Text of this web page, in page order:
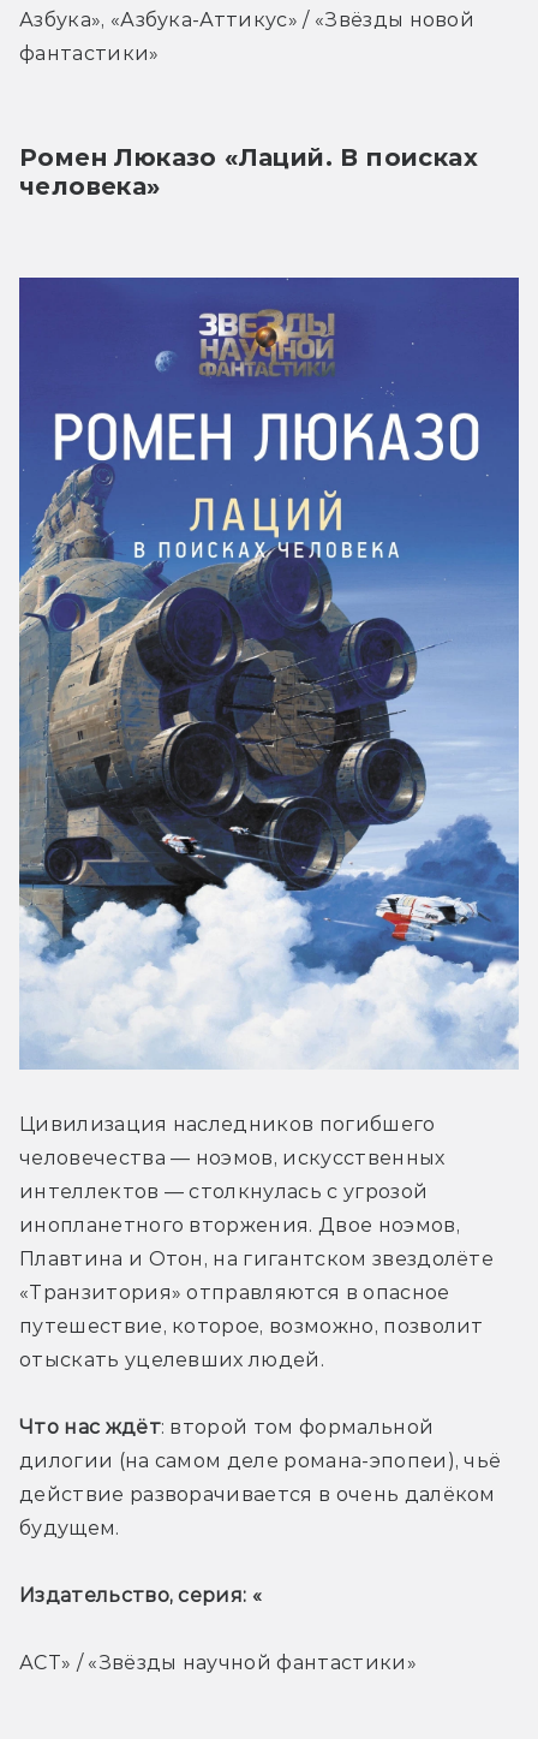
Азбука», «Азбука-Аттикус» / «Звёзды новой
фантастики»
Ромен Люказо «Лаций. В поисках
человека»
Цивилизация наследников погибшего
человечества — ноэмов, искусственных
интеллектов — столкнулась с угрозой
инопланетного вторжения. Двое ноэмов,
Плавтина и Отон, на гигантском звездолёте
«Транзитория» отправляются в опасное
путешествие, которое, возможно, позволит
отыскать уцелевших людей.
Что нас ждёт: второй том формальной
дилогии (на самом деле романа-эпопеи), чьё
действие разворачивается в очень далёком
будущем.
Издательство, серия: «
АСТ» / «Звёзды научной фантастики»